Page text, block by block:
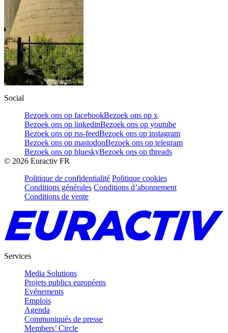
Social
Bezoek ons op facebookBezoek ons op x
Bezoek ons op linkedinBezoek ons op youtube
Bezoek ons op rss-feedBezoek ons op instagram
Bezoek ons op mastodonBezoek ons op telegram
Bezoek ons op blueskyBezoek ons op threads
© 2026 Euractiv FR
Politique de confidentialité Politique cookies
Conditions générales Conditions d’abonnement
Conditions de vente
Services
Media Solutions
Projets publics européens
Evénements
Emplois
Agenda
Communiqués de presse
Members’ Circle